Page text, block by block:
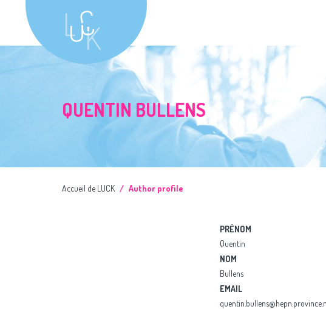
QUENTIN BULLENS
Accueil de LUCK
Author profile
PRÉNOM
Quentin
NOM
Bullens
EMAIL